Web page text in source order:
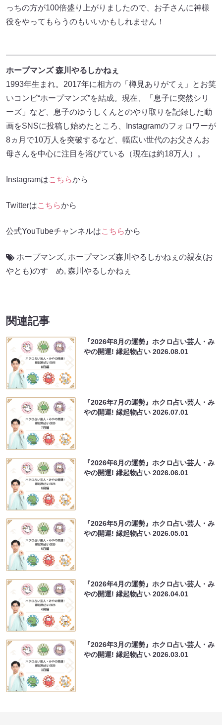
っちの方が100倍盛り上がりましたので、お子さんに神様
役をやってもらうのもいいかもしれません！
ホープマンズ 森川やるしかねぇ
1993年生まれ。2017年に相方の「樽見ありがてぇ」とお笑
いコンビ“ホープマンズ”を結成。現在、「息子に突然シリ
ーズ」など、息子のゆうしくんとのやり取りを記録した動
画をSNSに投稿し始めたところ、Instagramのフォロワーが
8ヵ月で10万人を突破するなど、幅広い世代のお父さんお
母さんを中心に注目を浴びている（現在は約18万人）。
Instagramはこちらから
Twitterはこちらから
公式YouTubeチャンネルはこちらから
ホープマンズ, ホープマンズ森川やるしかねぇの親友(お
やとも)のすゝめ, 森川やるしかねぇ
関連記事
『2026年8月の運勢』ホクロ占い芸人・み
やの開運! 縁起物占い2026.08.01
『2026年7月の運勢』ホクロ占い芸人・み
やの開運! 縁起物占い2026.07.01
『2026年6月の運勢』ホクロ占い芸人・み
やの開運! 縁起物占い2026.06.01
『2026年5月の運勢』ホクロ占い芸人・み
やの開運! 縁起物占い2026.05.01
『2026年4月の運勢』ホクロ占い芸人・み
やの開運! 縁起物占い2026.04.01
『2026年3月の運勢』ホクロ占い芸人・み
やの開運! 縁起物占い2026.03.01